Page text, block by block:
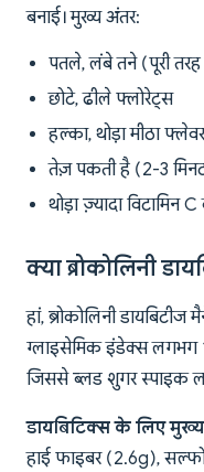
बनाई। मुख्य अंतर:
पतले, लंबे तने (पूरी तरह
छोटे, ढीले फ्लोरेट्स
हल्का, थोड़ा मीठा फ्लेवर
तेज़ पकती है (2-3
थोड़ा ज़्यादा विटामिन
क्या ब्रोकोलिनी
हां, ब्रोकोलिनी
ग्लाइसेमिक इंडेक्स लगभग
जिससे ब्लड शुगर स्पाइक
डायबिटिक्स के लिए
हाई फाइबर (2.6g),